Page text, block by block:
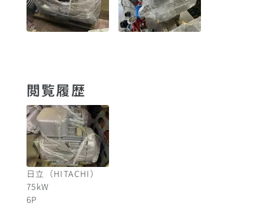
閲覧履歴
日立（HITACHI）
75kW
6P